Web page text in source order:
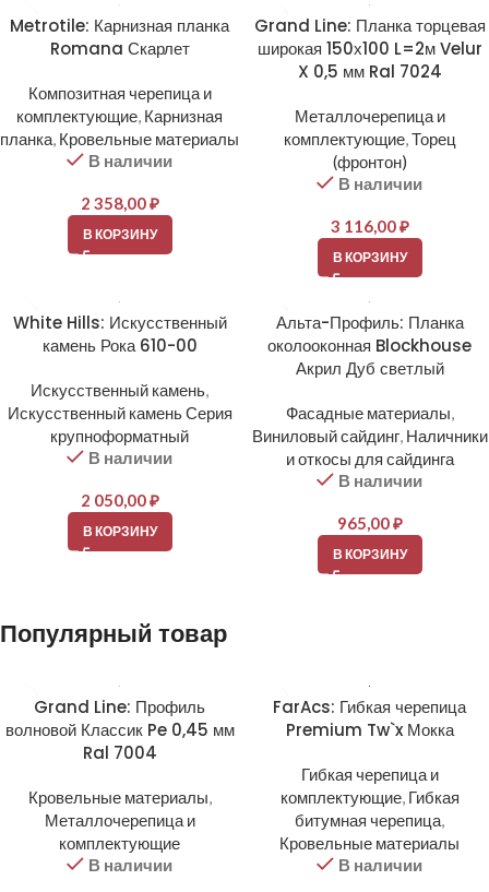
Metrotile: Карнизная планка
Romana Скарлет
Композитная черепица и
комплектующие, Карнизная
планка, Кровельные материалы
В наличии
2 358,00₽
В КОРЗИНУ
Grand Line: Планка торцевая
широкая 150х100 L=2м Velur
X 0,5 мм Ral 7024
Металлочерепица и
комплектующие,Торец
(фронтон)
В наличии
3 116,00₽
В КОРЗИНУ
White Hills: Искусственный
камень Рока 610-00
Искусственный камень,
Искусственный камень Серия
крупноформатный
В наличии
2 050,00₽
В КОРЗИНУ
Альта-Профиль: Планка
околооконная Blockhouse
Акрил Дуб светлый
Фасадные материалы,
Виниловый сайдинг, Наличники
и откосы для сайдинга
В наличии
965,00₽
В КОРЗИНУ
Популярный товар
Grand Line: Профиль
волновой Классик Pe 0,45 мм
Ral 7004
Кровельные материалы,
Металлочерепица и
комплектующие
В наличии
FarAcs: Гибкая черепица
Premium Tw`x Мокка
Гибкая черепица и
комплектующие, Гибкая
битумная черепица,
Кровельные материалы
В наличии